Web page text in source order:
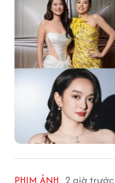
PHIM ẢNH 2 giờ trước